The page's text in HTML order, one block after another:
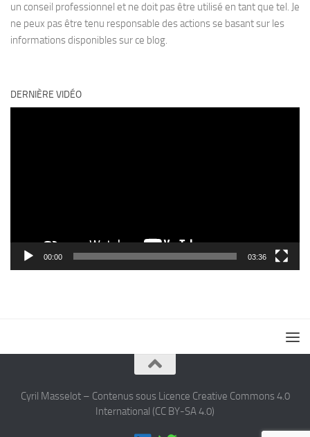
un conseil professionnel et ne doit pas être utilisé en tant que tel. Je
ne peux pas être tenu responsable des actions se basant sur les
informations disponibles sur ce blog.
DERNIÈRE VIDÉO
00:00 03:36
Cyril Masselot – Contenus sous Licence Creative Commons 4.0
International (CC BY-SA 4.0)